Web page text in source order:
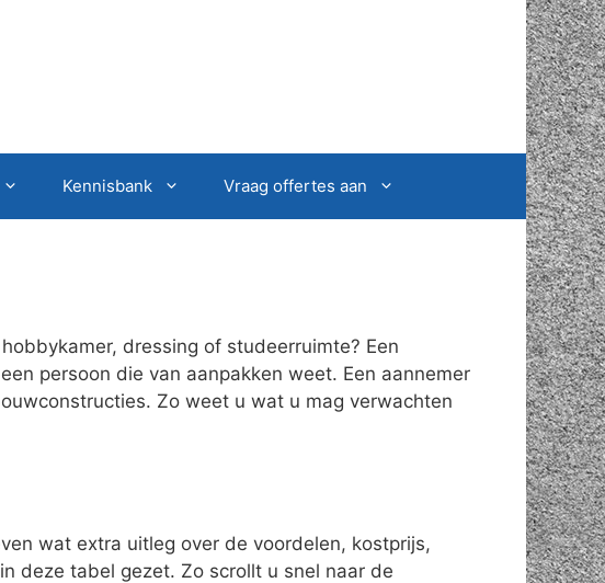
Kennisbank Vraag offertes aan
dressing of studeerruimte? Een
persoon die van aanpakken weet. Een aannemer
Zo weet u wat u mag verwachten
wat extra uitleg over de voordelen, kostprijs,
deze tabel gezet. Zo scrollt u snel naar de